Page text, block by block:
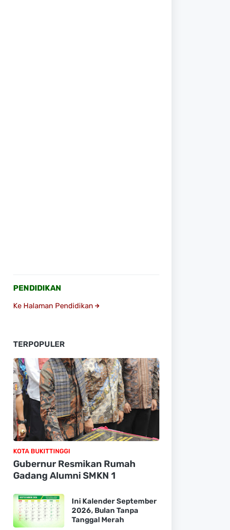
PENDIDIKAN
Ke Halaman Pendidikan
TERPOPULER
KOTA BUKITTINGGI
Gubernur Resmikan Rumah
Gadang Alumni SMKN 1
Ini Kalender September
2026, Bulan Tanpa
Tanggal Merah